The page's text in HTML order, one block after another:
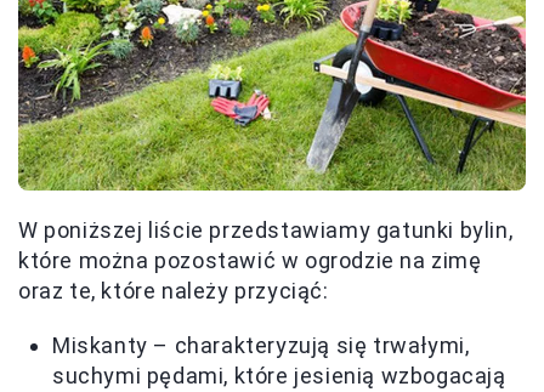
W poniższej liście przedstawiamy gatunki bylin,
które można pozostawić w ogrodzie na zimę
oraz te, które należy przyciąć:
Miskanty – charakteryzują się trwałymi,
suchymi pędami, które jesienią wzbogacają